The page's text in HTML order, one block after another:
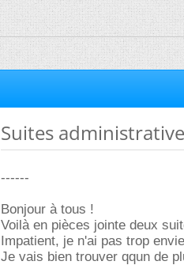
Suites
------
Bonjour à tous !
Voilà en pièces jointe deux
Impatient, je n'ai pas trop
Je vais bien trouver qqun de